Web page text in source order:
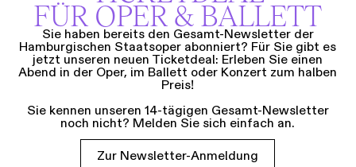
FÜR OPER & BALLETT
Sie haben bereits den Gesamt-Newsletter der
Hamburgischen Staatsoper abonniert? Für Sie gibt es
jetzt unseren neuen Ticketdeal: Erleben Sie einen
Abend in der Oper, im Ballett oder Konzert zum halben
Preis!
Sie kennen unseren 14-tägigen Gesamt-Newsletter
noch nicht? Melden Sie sich einfach an.
Zur Newsletter-Anmeldung